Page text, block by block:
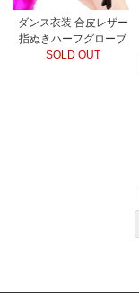
ダンス衣装 合皮レザー
指ぬきハーフグローブ
SOLD OUT